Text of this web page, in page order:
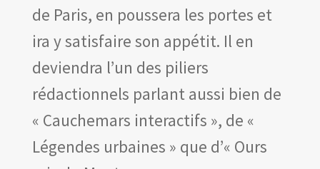
de Paris, en poussera les portes et
ira y satisfaire son appétit. Il en
deviendra l’un des piliers
rédactionnels parlant aussi bien de
« Cauchemars interactifs », de «
Légendes urbaines » que d’« Ours